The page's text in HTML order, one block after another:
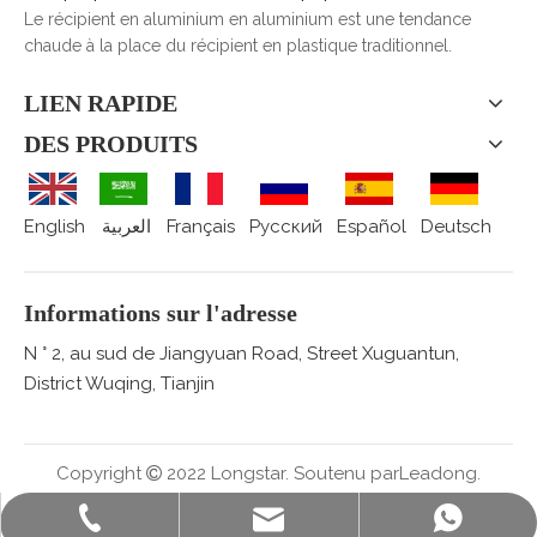
+ 86-022-59616927
sales@staralufoil.com
+86 15802287876
Le récipient en aluminium en aluminium est une tendance
chaude à la place du récipient en plastique traditionnel.
LIEN RAPIDE
DES PRODUITS
English العربية Français Pусский Español Deutsch
Informations sur l'adresse
N ° 2, au sud de Jiangyuan Road, Street Xuguantun,
District Wuqing, Tianjin
Copyright  2022 Longstar. Soutenu parLeadong.